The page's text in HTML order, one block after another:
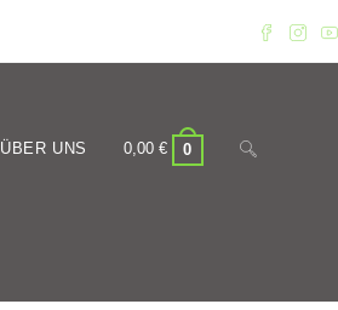
ÜBER UNS 0,00 € 0 Website-